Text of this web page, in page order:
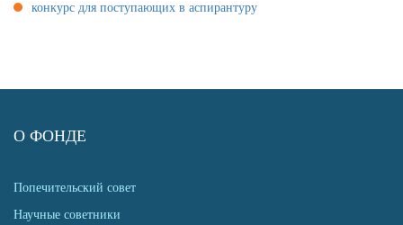
конкурс для поступающих в аспирантуру
О ФОНДЕ
Попечительский совет
Научные советники